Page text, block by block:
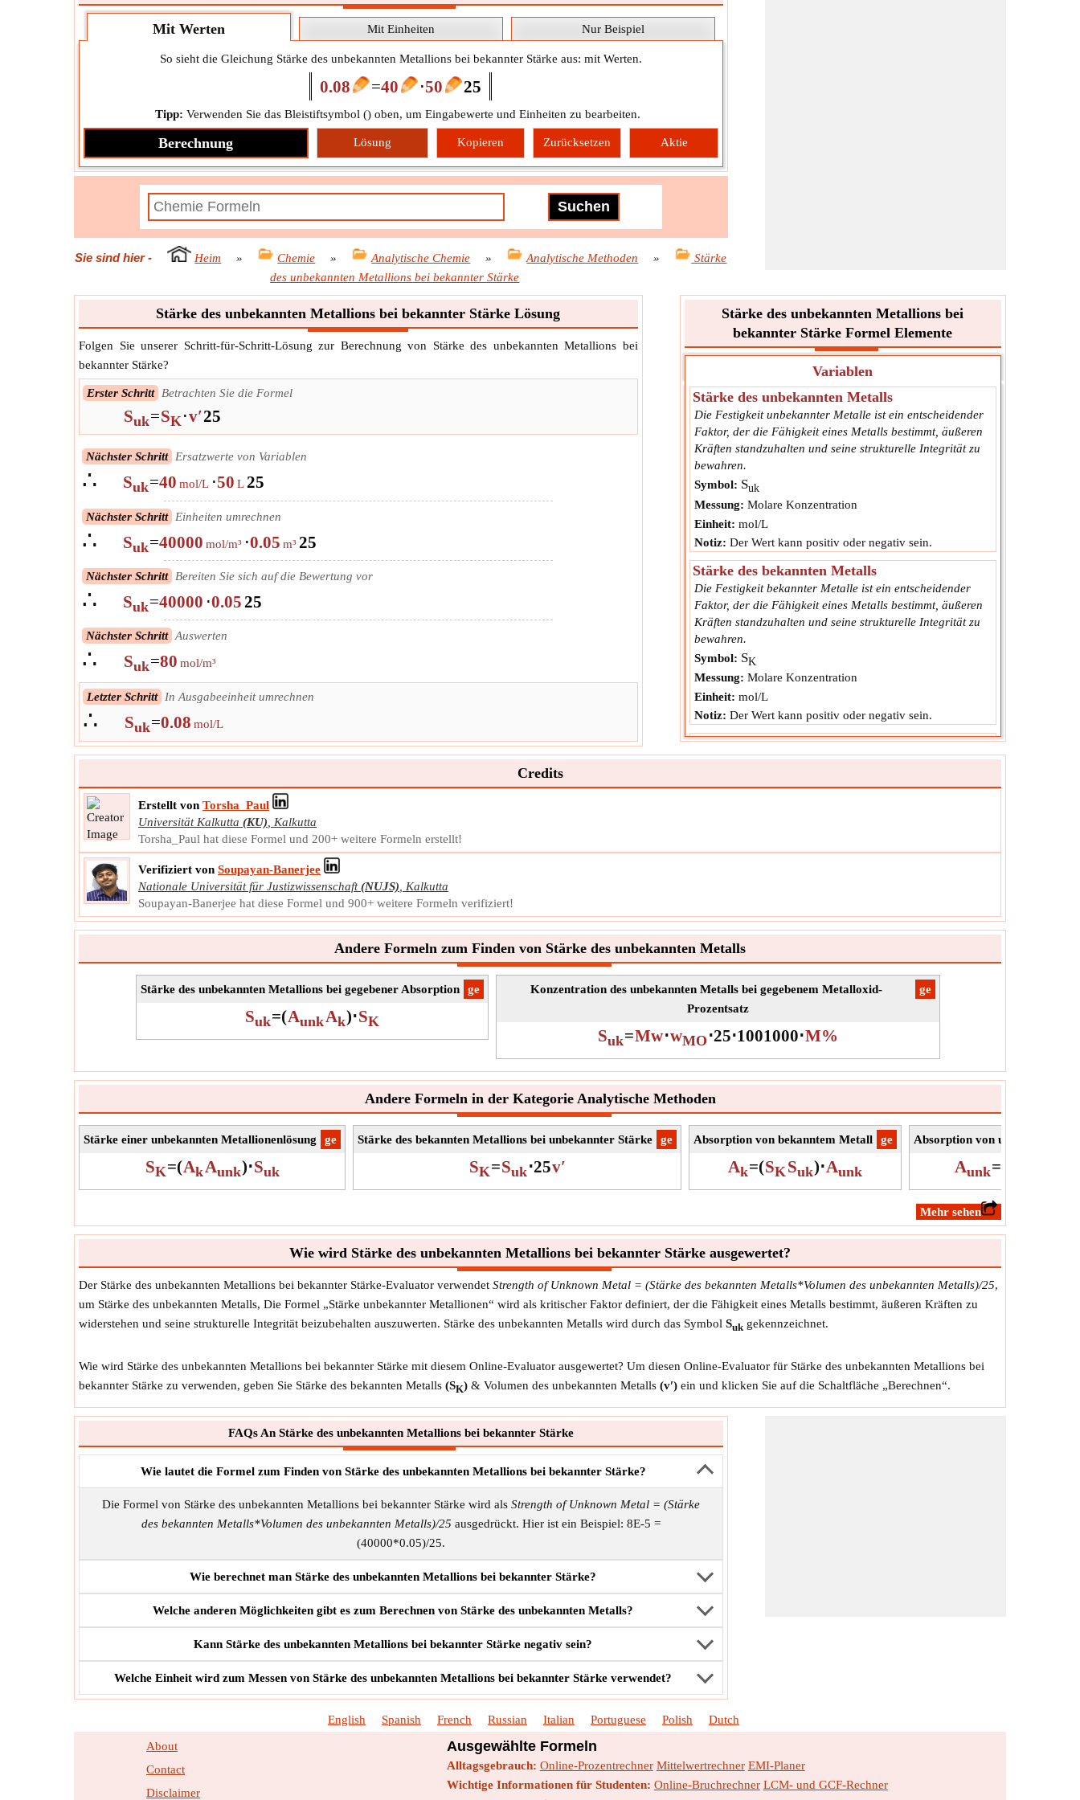
Mit Werten Mit Einheiten Nur Beispiel
So sieht die Gleichung Stärke des unbekannten Metallions bei bekannter Stärke aus: mit Werten.
0.08 =40 ⋅50 25
Tipp: Verwenden Sie das Bleistiftsymbol () oben, um Eingabewerte und Einheiten zu bearbeiten.
Berechnung Lösung Kopieren Zurücksetzen Aktie
Sie sind hier- Heim » Chemie » Analytische Chemie » Analytische Methoden »
Stärke
des unbekannten Metallions bei bekannter Stärke
Stärke des unbekannten Metallions bei bekannter Stärke Lösung
Folgen Sie unserer Schritt-für-Schritt-Lösung zur Berechnung von Stärke des unbekannten Metallions bei
bekannter Stärke?
Erster Schritt Betrachten Sie die Formel
Suk=SK⋅v′25
Nächster Schritt Ersatzwerte von Variablen
∴ Suk=40 mol/L ⋅50 L25
Nächster Schritt Einheiten umrechnen
∴ Suk=40000 mol/m³ ⋅0.05 m³25
Nächster Schritt Bereiten Sie sich auf die Bewertung vor
∴ Suk=40000 ⋅0.0525
Nächster Schritt Auswerten
∴ Suk=80 mol/m³
Letzter Schritt In Ausgabeeinheit umrechnen
∴ Suk=0.08 mol/L
Stärke des unbekannten Metallions bei
bekannter Stärke Formel Elemente
Variablen
Stärke des unbekannten Metalls
Die Festigkeit unbekannter Metalle ist ein entscheidender
Faktor, der die Fähigkeit eines Metalls bestimmt, äußeren
Kräften standzuhalten und seine strukturelle Integrität zu
bewahren.
Symbol: Suk
Messung: Molare Konzentration
Einheit: mol/L
Notiz: Der Wert kann positiv oder negativ sein.
Stärke des bekannten Metalls
Die Festigkeit bekannter Metalle ist ein entscheidender
Faktor, der die Fähigkeit eines Metalls bestimmt, äußeren
Kräften standzuhalten und seine strukturelle Integrität zu
bewahren.
Symbol: SK
Messung: Molare Konzentration
Einheit: mol/L
Notiz: Der Wert kann positiv oder negativ sein.
Volumen des unbekannten Metalls
Das Volumen des unbekannten Metalls ist seine Masse pro
Credits
Erstellt von Torsha_Paul
Universität Kalkutta (KU)
Kalkutta
Torsha_Paul hat diese Formel und 200+ weitere Formeln erstellt!
Verifiziert von Soupayan-Banerjee
Nationale Universität für Justizwissenschaft (NUJS)
Kalkutta
Soupayan-Banerjee hat diese Formel und 900+ weitere Formeln verifiziert!
Andere Formeln zum Finden von Stärke des unbekannten Metalls
​ge
Stärke des unbekannten Metallions bei gegebener Absorption
Suk=(AunkAk)⋅SK
​ge
Konzentration des unbekannten Metalls bei gegebenem Metalloxid-
Prozentsatz
Suk=Mw⋅wMO ⋅25⋅1001000⋅M%
Andere Formeln in der Kategorie Analytische Methoden
​ge
Stärke einer unbekannten Metallionenlösung
SK=(AkAunk)⋅Suk
​ge
Stärke des bekannten Metallions bei unbekannter Stärke
SK=Suk⋅25v′
​ge
Absorption von bekanntem Metall
Ak=(SK Suk)⋅Aunk
Absorption von unbekanntem
Aunk=
​Mehr sehen
Wie wird Stärke des unbekannten Metallions bei bekannter Stärke ausgewertet?
Der Stärke des unbekannten Metallions bei bekannter Stärke-Evaluator verwendet Strength of Unknown Metal = (Stärke des bekannten Metalls*Volumen des unbekannten Metalls)/25,
um Stärke des unbekannten Metalls, Die Formel „Stärke unbekannter Metallionen“ wird als kritischer Faktor definiert, der die Fähigkeit eines Metalls bestimmt, äußeren Kräften zu
widerstehen und seine strukturelle Integrität beizubehalten auszuwerten. Stärke des unbekannten Metalls wird durch das Symbol Suk gekennzeichnet.
Wie wird Stärke des unbekannten Metallions bei bekannter Stärke mit diesem Online-Evaluator ausgewertet? Um diesen Online-Evaluator für Stärke des unbekannten Metallions bei
bekannter Stärke zu verwenden, geben Sie Stärke des bekannten Metalls (SK) & Volumen des unbekannten Metalls (v′) ein und klicken Sie auf die Schaltfläche „Berechnen“.
FAQs An Stärke des unbekannten Metallions bei bekannter Stärke
Wie lautet die Formel zum Finden von Stärke des unbekannten Metallions bei bekannter Stärke?
Die Formel von Stärke des unbekannten Metallions bei bekannter Stärke wird als Strength of Unknown Metal = (Stärke
des bekannten Metalls*Volumen des unbekannten Metalls)/25 ausgedrückt. Hier ist ein Beispiel: 8E-5 =
(40000*0.05)/25.
Wie berechnet man Stärke des unbekannten Metallions bei bekannter Stärke?
Welche anderen Möglichkeiten gibt es zum Berechnen von Stärke des unbekannten Metalls?
Kann Stärke des unbekannten Metallions bei bekannter Stärke negativ sein?
Welche Einheit wird zum Messen von Stärke des unbekannten Metallions bei bekannter Stärke verwendet?
English Spanish French Russian Italian Portuguese Polish Dutch
About
Contact
Disclaimer
Ausgewählte Formeln
Alltagsgebrauch: Online-Prozentrechner Mittelwertrechner EMI-Planer
Wichtige Informationen für Studenten: Online-Bruchrechner LCM- und GCF-Rechner